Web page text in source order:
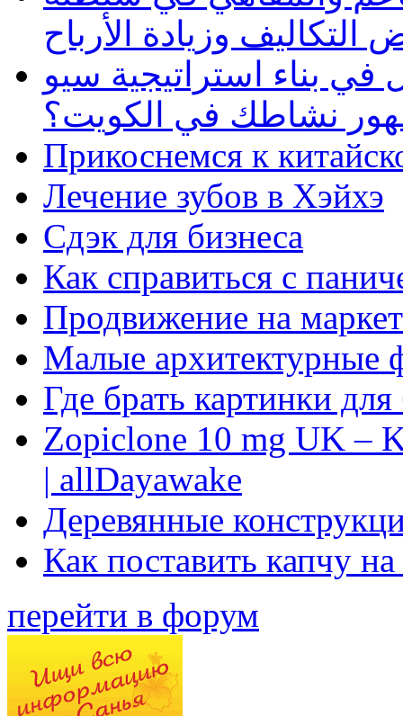
وزيادة الأرباح
بناء استراتيجية سيو
نشاطك في الكويت؟
Прикоснемся к
Лечение зубов в Хэйхэ
Сдэк для бизнеса
Как справиться с
Продвижение на
Малые архитектурные
Где брать картинки
Zopiclone 10 mg UK –
| allDayawake
Деревянные
Как поставить капчу
перейти в форум